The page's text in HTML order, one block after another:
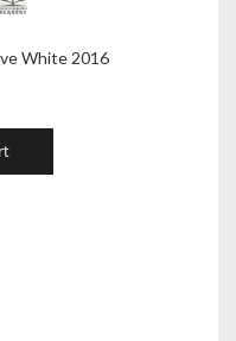
White 2016